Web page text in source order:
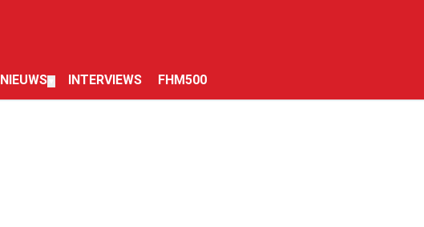
NIEUWS INTERVIEWS FHM500